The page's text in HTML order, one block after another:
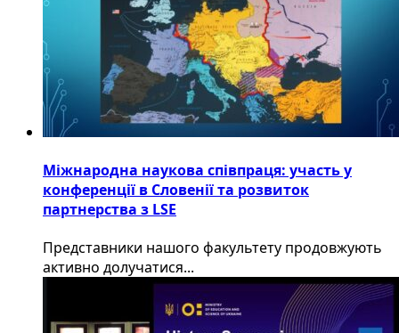
Міжнародна наукова співпраця: участь у
конференції в Словенії та розвиток
партнерства з LSE
​Представники нашого факультету продовжують
активно долучатися...